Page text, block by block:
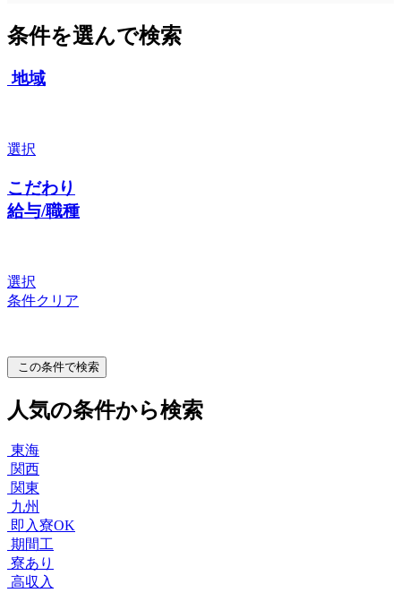
条件を選んで検索
地域
選択
こだわり
給与/職種
選択
条件クリア
この条件で検索
人気の条件から検索
東海
関西
関東
九州
即入寮OK
期間工
寮あり
高収入